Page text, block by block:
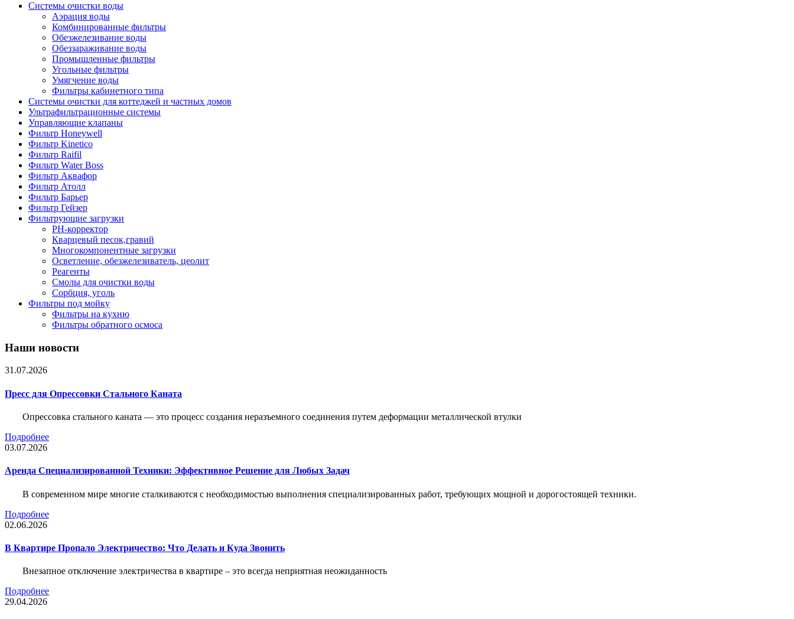
Системы очистки воды
Аэрация воды
Комбинированные фильтры
Обезжелезивание воды
Обеззараживание воды
Промышленные фильтры
Угольные фильтры
Умягчение воды
Фильтры кабинетного типа
Системы очистки для коттеджей и частных домов
Ультрафильтрационные системы
Управляющие клапаны
Фильтр Honeywell
Фильтр Kinetico
Фильтр Raifil
Фильтр Water Boss
Фильтр Аквафор
Фильтр Атолл
Фильтр Барьер
Фильтр Гейзер
Фильтрующие загрузки
PH-корректор
Кварцевый песок,гравий
Многокомпонентные загрузки
Осветление, обезжелезиватель, цеолит
Реагенты
Смолы для очистки воды
Сорбция, уголь
Фильтры под мойку
Фильтры на кухню
Фильтры обратного осмоса
Наши новости
31.07.2026
Пресс для Опрессовки Стального Каната
Опрессовка стального каната — это процесс создания неразъемного соединения путем деформации металлической втулки
Подробнее
03.07.2026
Аренда Специализированной Техники: Эффективное Решение для Любых Задач
В современном мире многие сталкиваются с необходимостью выполнения специализированных работ, требующих мощной и дорогостоящей техники.
Подробнее
02.06.2026
В Квартире Пропало Электричество: Что Делать и Куда Звонить
Внезапное отключение электричества в квартире – это всегда неприятная неожиданность
Подробнее
29.04.2026